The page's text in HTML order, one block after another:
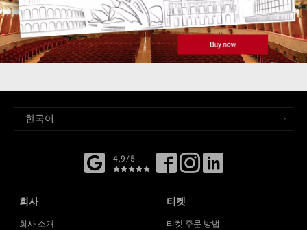
4,9/5
회사
회사 소개
티켓
티켓 주문 방법